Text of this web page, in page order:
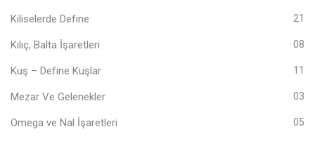
Kiliselerde Define 21
Kılıç, Balta İşaretleri 08
Kuş – Define Kuşlar 11
Mezar Ve Gelenekler 03
Omega ve Nal İşaretleri 05